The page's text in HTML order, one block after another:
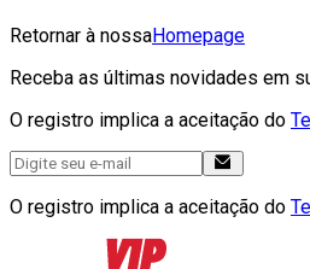
Retornar à nossaHomepage
Receba as últimas novidades em
O registro implica a aceitação do
O registro implica a aceitação do